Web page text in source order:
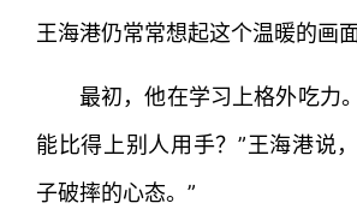
王海港仍常常想起这个温暖的画面
最初，他在学习上格外吃力
能比得上别人用手？”王海港说
子破摔的心态。”